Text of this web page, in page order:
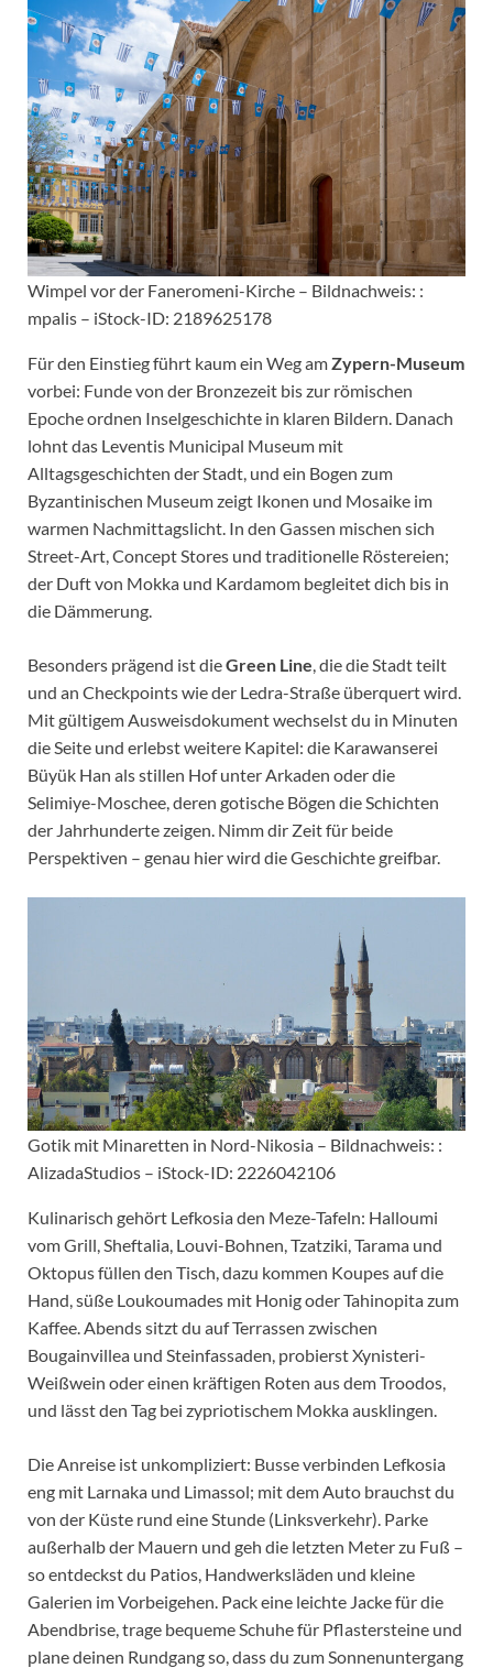
Wimpel vor der Faneromeni-Kirche – Bildnachweis: :
mpalis – iStock-ID: 2189625178
Für den Einstieg führt kaum ein Weg amZypern-Museum
vorbei: Funde von der Bronzezeit bis zur römischen
Epoche ordnen Inselgeschichte in klaren Bildern. Danach
lohnt das Leventis Municipal Museum mit
Alltagsgeschichten der Stadt, und ein Bogen zum
Byzantinischen Museum zeigt Ikonen und Mosaike im
warmen Nachmittagslicht. In den Gassen mischen sich
Street-Art, Concept Stores und traditionelle Röstereien;
der Duft von Mokka und Kardamom begleitet dich bis in
die Dämmerung.
Besonders prägend ist dieGreen Line , die die Stadt teilt
und an Checkpoints wie der Ledra-Straße überquert wird.
Mit gültigem Ausweisdokument wechselst du in Minuten
die Seite und erlebst weitere Kapitel: die Karawanserei
Büyük Han als stillen Hof unter Arkaden oder die
Selimiye-Moschee, deren gotische Bögen die Schichten
der Jahrhunderte zeigen. Nimm dir Zeit für beide
Perspektiven – genau hier wird die Geschichte greifbar.
Gotik mit Minaretten in Nord-Nikosia – Bildnachweis: :
AlizadaStudios – iStock-ID: 2226042106
Kulinarisch gehört Lefkosia den Meze-Tafeln: Halloumi
vom Grill, Sheftalia, Louvi-Bohnen, Tzatziki, Tarama und
Oktopus füllen den Tisch, dazu kommen Koupes auf die
Hand, süße Loukoumades mit Honig oder Tahinopita zum
Kaffee. Abends sitzt du auf Terrassen zwischen
Bougainvillea und Steinfassaden, probierst Xynisteri-
Weißwein oder einen kräftigen Roten aus dem Troodos,
und lässt den Tag bei zypriotischem Mokka ausklingen.
Die Anreise ist unkompliziert: Busse verbinden Lefkosia
eng mit Larnaka und Limassol; mit dem Auto brauchst du
von der Küste rund eine Stunde (Linksverkehr). Parke
außerhalb der Mauern und geh die letzten Meter zu Fuß –
so entdeckst du Patios, Handwerksläden und kleine
Galerien im Vorbeigehen. Pack eine leichte Jacke für die
Abendbrise, trage bequeme Schuhe für Pflastersteine und
plane deinen Rundgang so, dass du zum Sonnenuntergang